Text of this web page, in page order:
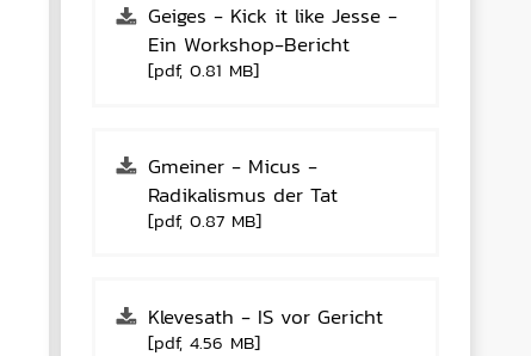
Geiges - Kick it like Jesse -
Ein Workshop-Bericht
[pdf, 0.81 MB]
Gmeiner - Micus -
Radikalismus der Tat
[pdf, 0.87 MB]
Klevesath - IS vor Gericht
[pdf, 4.56 MB]